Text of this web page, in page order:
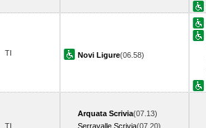
TI Novi Ligure(06.58)
TI
Arquata Scrivia(07.13)
Serravalle Scrivia(07.20)